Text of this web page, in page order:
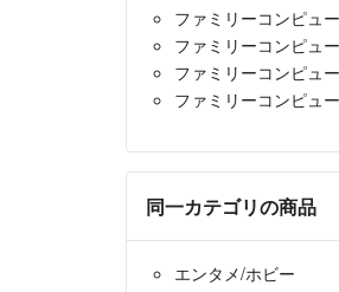
ファミリーコンピュ
ファミリーコンピュ
ファミリーコンピュ
ファミリーコンピュ
同一カテゴリの商品
エンタメ/ホビー